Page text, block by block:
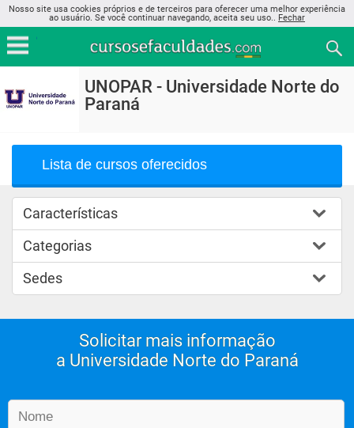
Nosso site usa cookies próprios e de terceiros para oferecer uma melhor experiência
ao usuário. Se você continuar navegando, aceita seu uso.. Fechar
UNOPAR - Universidade Norte do
Paraná
Lista de cursos oferecidos
Características
Categorias
Sedes
Solicitar mais informação
a Universidade Norte do Paraná